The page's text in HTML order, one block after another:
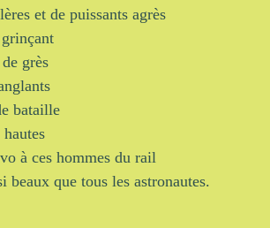
et de puissants agrès
grès
bataille
à ces hommes du rail
beaux que tous les astronautes.